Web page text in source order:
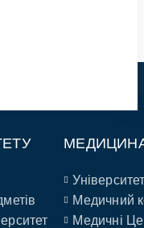
Медичний
Медичні